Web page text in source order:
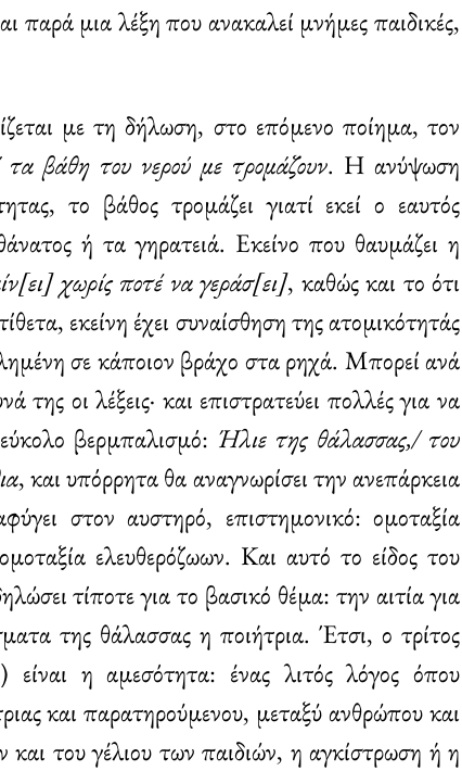
παρά μια λέξη που ανακαλεί μνήμες παιδικές,
με τη δήλωση, στο επόμενο ποίημα, τον
βάθη του νερού με τρομάζουν. Η ανύψωση
το βάθος τρομάζει γιατί εκεί ο εαυτός
ή τα γηρατειά. Εκείνο που θαυμάζει η
χωρίς ποτέ να γεράσ[ει], καθώς και το ότι
εκείνη έχει συναίσθηση της ατομικότητάς
σε κάποιον βράχο στα ρηχά. Μπορεί ανά
οι λέξεις· και επιστρατεύει πολλές για να
βερμπαλισμό: Ήλιε της θάλασσας,/ του
, και υπόρρητα θα αναγνωρίσει την ανεπάρκεια
στον αυστηρό, επιστημονικό: ομοταξία
ελευθερόζωων. Και αυτό το είδος του
τίποτε για το βασικό θέμα: την αιτία για
της θάλασσας η ποιήτρια. Έτσι, ο τρίτος
είναι η αμεσότητα: ένας λιτός λόγος όπου
και παρατηρούμενου, μεταξύ ανθρώπου και
του γέλιου των παιδιών, η αγκίστρωση ή η